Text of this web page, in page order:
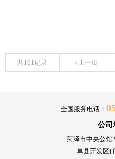
共101记录 «上一页
全国服务电话：
公司
菏泽市中央公馆
单县开发区